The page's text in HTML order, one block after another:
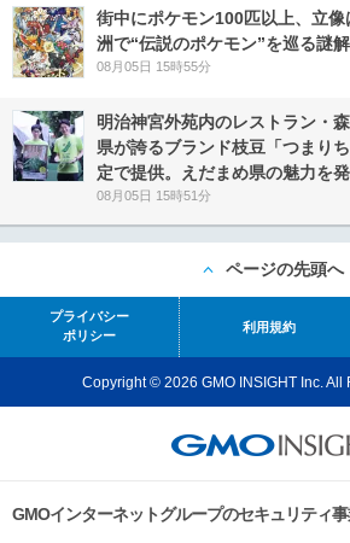
街中にポケモン100匹以上、立
洲で“伝説のポケモン”を巡る謎
08月05日 15時55分
明治神宮外苑内のレストラン・
県が誇るブランド枝豆「つまり
定で提供。えだまめ県の魅力を
08月05日 15時51分
ページの先頭へ
プライバシー
ポリシー
利用規約
Copyright © 2026 GMO INSIGHT Inc. All
GMOインターネットグループのセキュリティ